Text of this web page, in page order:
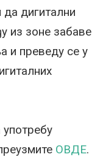
дигитални
из зоне забаве
и преведу се у
ОВДЕ.